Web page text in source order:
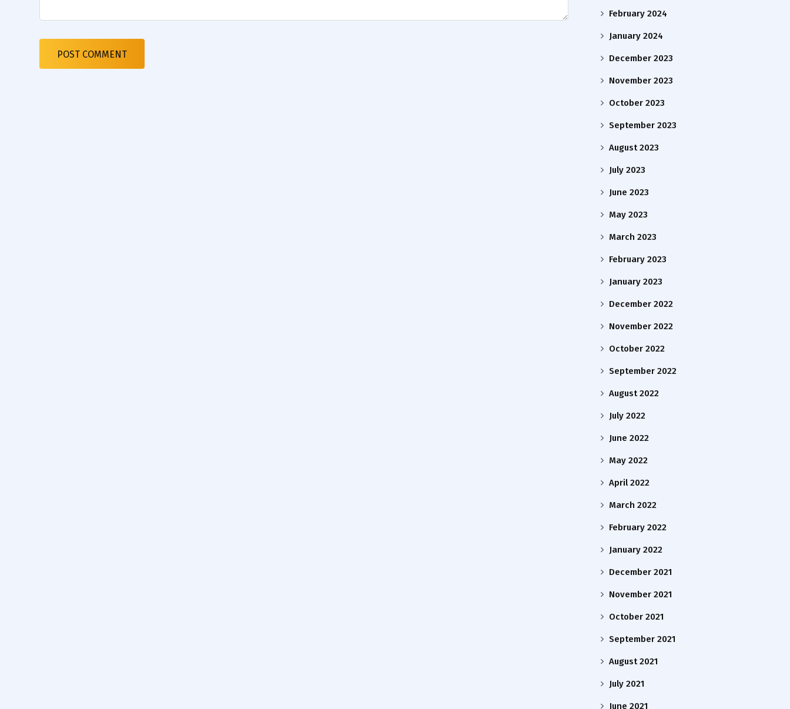
February 2024
January 2024
December 2023
November 2023
October 2023
September 2023
August 2023
July 2023
June 2023
May 2023
March 2023
February 2023
January 2023
December 2022
November 2022
October 2022
September 2022
August 2022
July 2022
June 2022
May 2022
April 2022
March 2022
February 2022
January 2022
December 2021
November 2021
October 2021
September 2021
August 2021
July 2021
June 2021